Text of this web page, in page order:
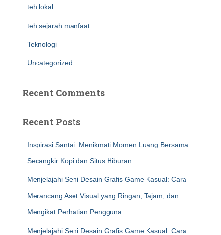
teh lokal
teh sejarah manfaat
Teknologi
Uncategorized
Recent Comments
Recent Posts
Inspirasi Santai: Menikmati Momen Luang Bersama
Secangkir Kopi dan Situs Hiburan
Menjelajahi Seni Desain Grafis Game Kasual: Cara
Merancang Aset Visual yang Ringan, Tajam, dan
Mengikat Perhatian Pengguna
Menjelajahi Seni Desain Grafis Game Kasual: Cara